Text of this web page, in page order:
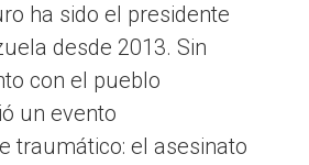
ha sido el presidente
desde 2013. Sin
con el pueblo
un evento
traumático: el asesinato